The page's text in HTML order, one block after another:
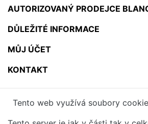
AUTORIZOVANÝ PRODEJCE
DŮLEŽITÉ INFORMACE
MŮJ ÚČET
KONTAKT
Tento web využívá soubory